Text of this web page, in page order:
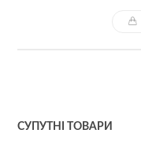
СУПУТНІ ТОВАРИ